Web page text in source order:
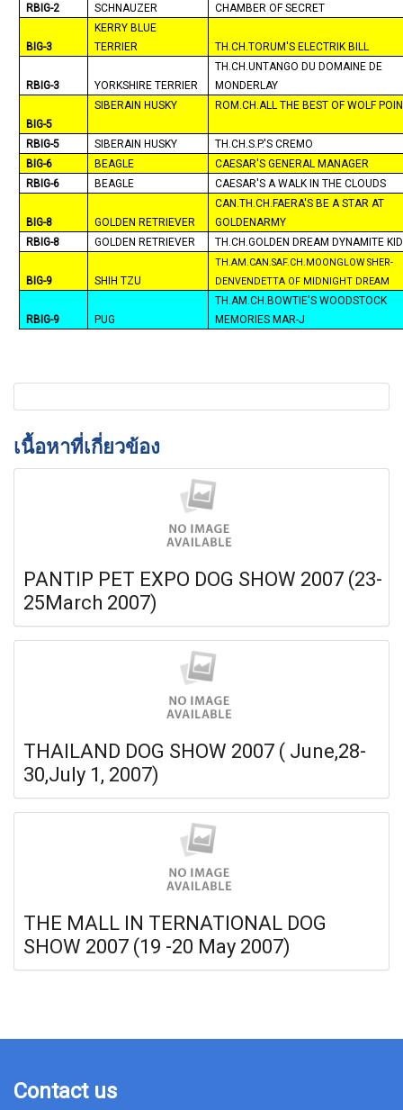
RBIG-2
SCHNAUZER
CHAMBER OF SECRET
BIG-3
KERRY BLUE
TERRIER
TH.CH.TORUM'S ELECTRIK BILL
RBIG-3 YORKSHIRE TERRIER
TH.CH.UNTANGO DU DOMAINE DE
MONDERLAY
BIG-5
SIBERAIN HUSKY ROM.CH.ALL THE BEST OF WOLF
RBIG-5 SIBERAIN HUSKY
TH.CH.S.P.'S CREMO
BIG-6
BEAGLE
CAESAR'S GENERAL MANAGER
RBIG-6
BEAGLE CAESAR'S A WALK IN THE CLOUDS
BIG-8 GOLDEN RETRIEVER
CAN.TH.CH.FAERA'S BE A STAR AT
GOLDENARMY
RBIG-8
GOLDEN RETRIEVER TH.CH.GOLDEN DREAM DYNAMITE KID
BIG-9 SHIH TZU
TH.AM.CAN.SAF.CH.MOONGLOW SHER-
DENVENDETTA OF MIDNIGHT DREAM
RBIG-9 PUG
TH.AM.CH.BOWTIE'SWOODSTOCK
MEMORIES MAR-J
เนื้อหาที่เกี่ยวข้อง
PANTIP PET EXPO DOG SHOW 2007 (23-
25March 2007)
THAILAND DOG SHOW 2007 ( June,28-
30,July 1, 2007)
THE MALL IN TERNATIONAL DOG
SHOW 2007 (19 -20 May 2007)
Contact us